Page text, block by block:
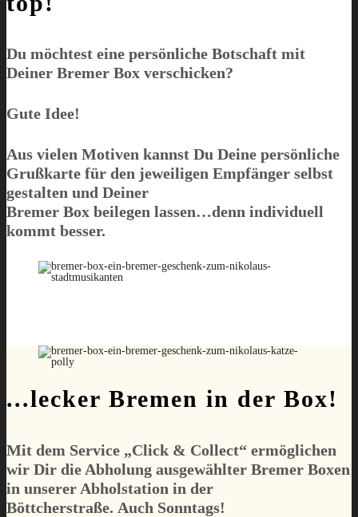
Du möchtest eine persönliche Botschaft mit
Deiner Bremer Box verschicken?
Gute Idee!
Aus vielen Motiven kannst Du Deine persönliche
Grußkarte für den jeweiligen Empfänger selbst
gestalten und Deiner
Bremer Box beilegen lassen…denn individuell
kommt besser.
...lecker Bremen in der Box!
Mit dem Service „Click & Collect“ ermöglichen
wir Dir die Abholung ausgewählter Bremer Boxen
in unserer Abholstation in der
Böttcherstraße. Auch Sonntags!